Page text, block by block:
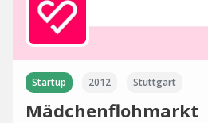
Startup 2012 Stuttgart
Mädchenflohmarkt